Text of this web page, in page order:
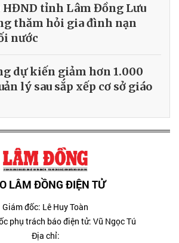
HĐND tỉnh Lâm Đồng Lưu
thăm hỏi gia đình nạn
nước
dự kiến giảm hơn 1.000
lý sau sắp xếp cơ sở giáo
LÂM ĐỒNG ĐIỆN TỬ
Giám đốc: Lê Huy Toàn
phụ trách báo điện tử: Vũ Ngọc Tú
Địa chỉ: